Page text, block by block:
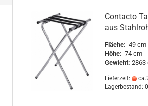
Contacto
aus
Fläche: 49 cm
Höhe: 74 cm
Gewicht: 2863
Lieferzeit:
Lagerbestand: